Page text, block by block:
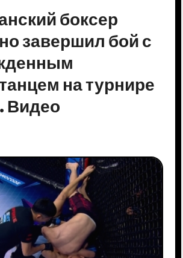
боксер
завершил бой с
на турнире
Видео